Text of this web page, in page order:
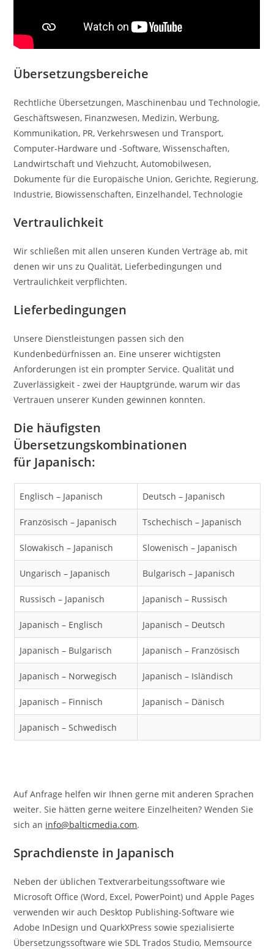
Übersetzungsbereiche
Rechtliche Übersetzungen, Maschinenbau und Technologie,
Geschäftswesen, Finanzwesen, Medizin, Werbung,
Kommunikation, PR, Verkehrswesen und Transport,
Computer-Hardware und -Software, Wissenschaften,
Landwirtschaft und Viehzucht, Automobilwesen,
Dokumente für die Europäische Union, Gerichte, Regierung,
Industrie, Biowissenschaften, Einzelhandel, Technologie
Vertraulichkeit
Wir schließen mit allen unseren Kunden Verträge ab, mit
denen wir uns zu Qualität, Lieferbedingungen und
Vertraulichkeit verpflichten.
Lieferbedingungen
Unsere Dienstleistungen passen sich den
Kundenbedürfnissen an. Eine unserer wichtigsten
Anforderungen ist ein prompter Service. Qualität und
Zuverlässigkeit - zwei der Hauptgründe, warum wir das
Vertrauen unserer Kunden gewinnen konnten.
Die häufigsten
Übersetzungskombinationen
für Japanisch:
Englisch – Japanisch​ Deutsch – Japanisch
Französisch – Japanisch Tschechisch – Japanisch
Slowakisch – Japanisch Slowenisch – Japanisch
Ungarisch – Japanisch Bulgarisch – Japanisch
Russisch – Japanisch Japanisch – Russisch
Japanisch – Englisch Japanisch – Deutsch
Japanisch – Bulgarisch Japanisch – Französisch
Japanisch – Norwegisch Japanisch – Isländisch
Japanisch – Finnisch Japanisch – Dänisch
Japanisch – Schwedisch
Auf Anfrage helfen wir Ihnen gerne mit anderen Sprachen
weiter. Sie hätten gerne weitere Einzelheiten? Wenden Sie
sich an info@balticmedia.com.
Sprachdienste in Japanisch
Neben der üblichen Textverarbeitungssoftware wie
Microsoft Office (Word, Excel, PowerPoint) und Apple Pages
verwenden wir auch Desktop Publishing-Software wie
Adobe InDesign und QuarkXPress sowie spezialisierte
Übersetzungssoftware wie SDL Trados Studio, Memsource